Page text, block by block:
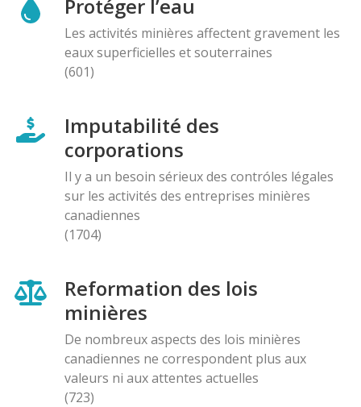
Protéger l’eau
Les activités minières affectent gravement les
eaux superficielles et souterraines
(601)
Imputabilité des
corporations
Il y a un besoin sérieux des contróles légales
sur les activités des entreprises minières
canadiennes
(1704)
Reformation des lois
minières
De nombreux aspects des lois minières
canadiennes ne correspondent plus aux
valeurs ni aux attentes actuelles
(723)